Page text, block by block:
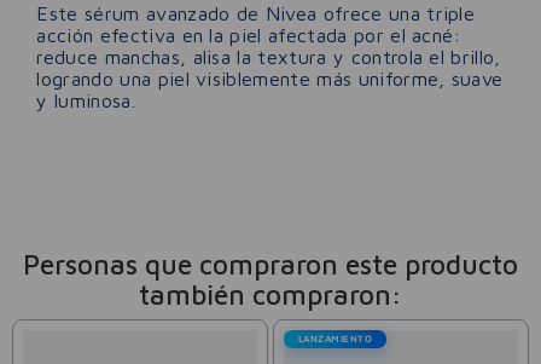
Este sérum avanzado de Nivea ofrece una triple
acción efectiva en la piel afectada por el acné:
reduce manchas, alisa la textura y controla el brillo,
logrando una piel visiblemente más uniforme, suave
y luminosa.
Personas que compraron este producto
también compraron:
LANZAMIENTO